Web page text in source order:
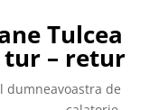
Tulcea
tur – retur
dumneavoastra de